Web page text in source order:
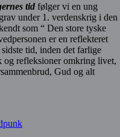
tid følger vi en ung
under 1. verdenskrig i den
som “ Den store tyske
er en reflekteret
tid, inden det farlige
og refleksioner omkring livet,
Gud og alt